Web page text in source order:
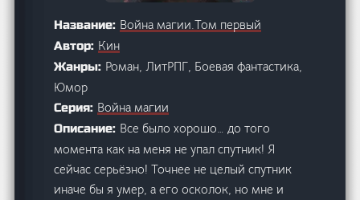
Название: Война магии.Том первый
Автор: Кин
Жанры: Роман, ЛитРПГ, Боевая фантастика,
Юмор
Серия: Война магии
Описание: Все было хорошо… до того
момента как на меня не упал спутник! Я
сейчас серьёзно! Точнее не целый спутник
иначе бы я умер, а его осколок, но мне и